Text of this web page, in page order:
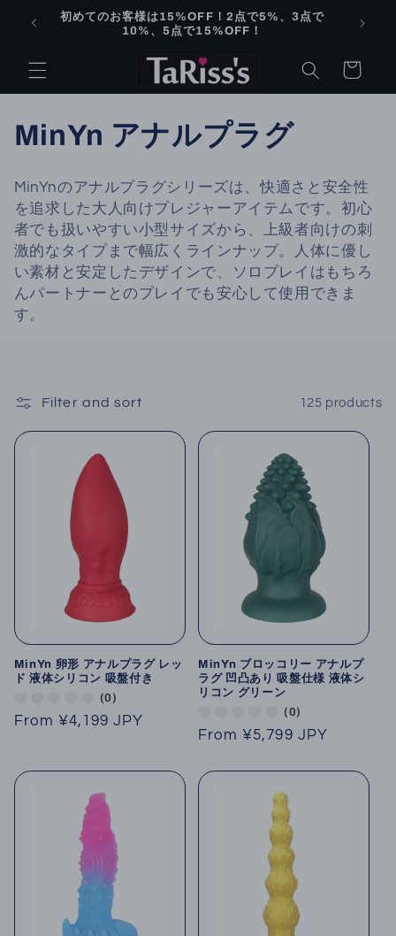
Skip to
content
初めてのお客様は15%OFF！2点で5%、3点で
10%、5点で15%OFF！
Cart
C
l
l
e
c
i
o
MinYn アナルプラグ
MinYnのアナルプラグシリーズは、快適さと安全性
を追求した大人向けプレジャーアイテムです。初心
者でも扱いやすい小型サイズから、上級者向けの刺
激的なタイプまで幅広くラインナップ。人体に優し
い素材と安定したデザインで、ソロプレイはもちろ
んパートナーとのプレイでも安心して使用できま
す。
Filter and sort 125 products
MinYn 卵形 アナルプラグ レッ
ド 液体シリコン 吸盤付き
(0)
Regular
From ¥4,199 JPY
MinYn ブロッコリー アナルプ
ラグ 凹凸あり 吸盤仕様 液体シ
リコン グリーン
(0)
Regular
From ¥5,799 JPY